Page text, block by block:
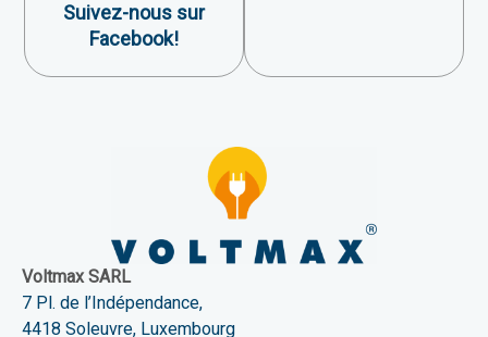
Suivez-nous sur
Facebook!
Voltmax SARL
7 Pl. de l’Indépendance,
4418 Soleuvre, Luxembourg